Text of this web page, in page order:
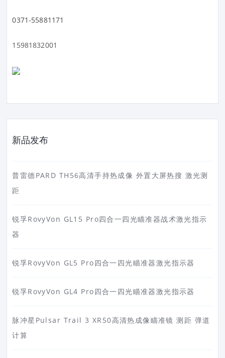
0371-55881171
15981832001
新品发布
普雷德PARD TH56高清手持热成像 外置大屏热搜 激光测
距
锐孚RovyVon GL15 Pro四合一四光瞄准器战术激光指示
器
锐孚RovyVon GL5 Pro四合一四光瞄准器激光指示器
锐孚RovyVon GL4 Pro四合一四光瞄准器激光指示器
脉冲星Pulsar Trail 3 XR50高清热成像瞄准镜 测距 弹道
计算